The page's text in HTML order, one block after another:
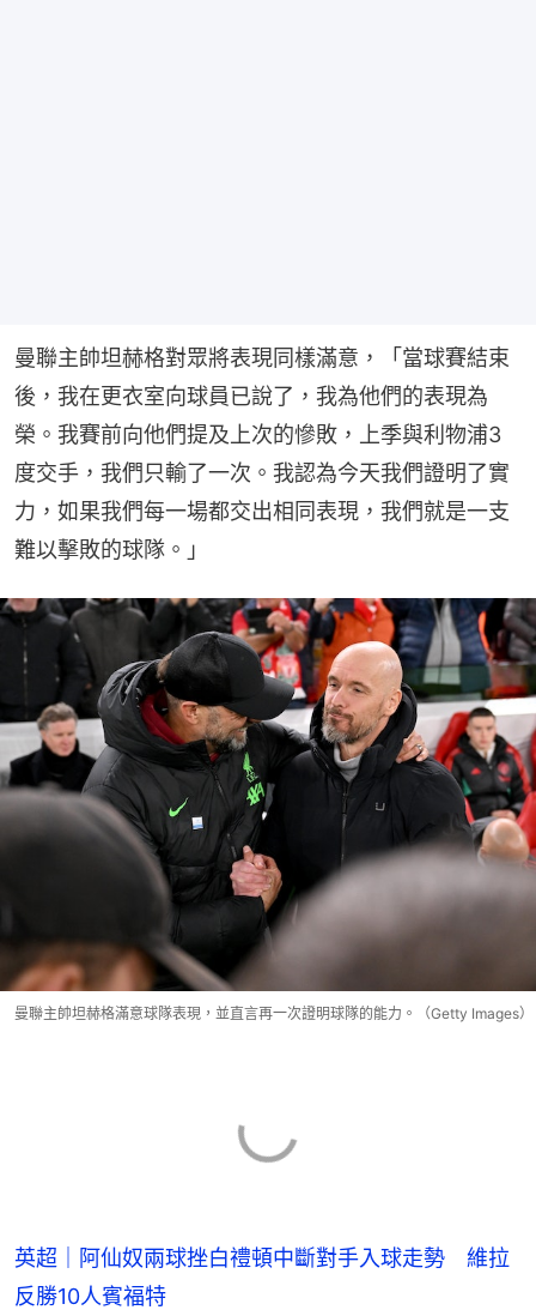
曼聯主帥坦赫格對眾將表現同樣滿意，「當球賽結束
後，我在更衣室向球員已說了，我為他們的表現為
榮。我賽前向他們提及上次的慘敗，上季與利物浦3
度交手，我們只輸了一次。我認為今天我們證明了實
力，如果我們每一場都交出相同表現，我們就是一支
難以擊敗的球隊。」
曼聯主帥坦赫格滿意球隊表現，並直言再一次證明球隊的能力。（Getty Images）
英超｜阿仙奴兩球挫白禮頓中斷對手入球走勢 維拉
反勝10人賓福特